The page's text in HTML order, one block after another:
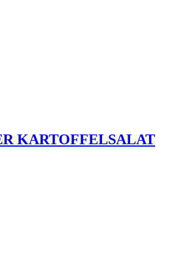
KARTOFFELSALAT